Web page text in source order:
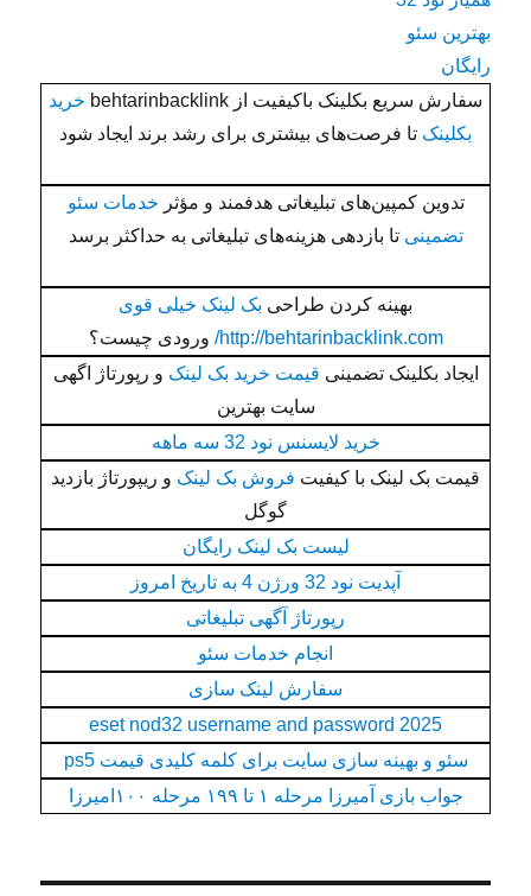
بهترین سئو
رایگان
سفارش سریع بکلینک باکیفیت از behtarinbacklink
خرید
بکلینک تا فرصت‌های بیشتری برای رشد برند ایجاد شود
تدوین کمپین‌های تبلیغاتی هدفمند و مؤثر خدمات سئو
تضمینی تا بازدهی هزینه‌های تبلیغاتی به حداکثر برسد
بهینه کردن طراحی بک لینک خیلی قوی
http://behtarinbacklink.com/ ورودی چیست؟
ایجاد بکلینک تضمینی قیمت خرید بک لینک و رپورتاژ اگهی
سایت بهترین
خرید لایسنس نود 32 سه ماهه
قیمت بک لینک با کیفیت فروش بک لینک و ریپورتاژ بازديد
گوگل
لیست بک لینک رایگان
آپدیت نود 32 ورژن 4 به تاریخ امروز
رپورتاژ آگهی تبلیغاتی
انجام خدمات سئو
سفارش لینک سازی
eset nod32 username and password 2025
سئو و بهینه سازی سایت برای کلمه کلیدی قیمت ps5
جواب بازی آمیرزا مرحله ۱ تا ۱۹۹ مرحله ۱۰۰امیرزا